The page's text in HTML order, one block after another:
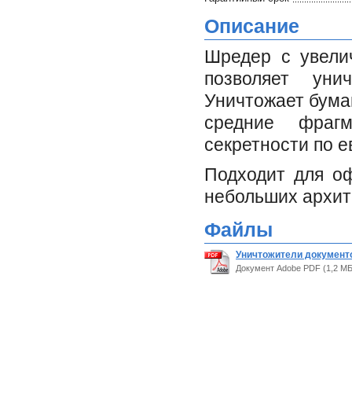
Описание
Шредер с
позволяет
Уничтожает
средние
секретности по
Подходит для
небольших
Файлы
Уничтожители
Документ Adobe PDF (1,2